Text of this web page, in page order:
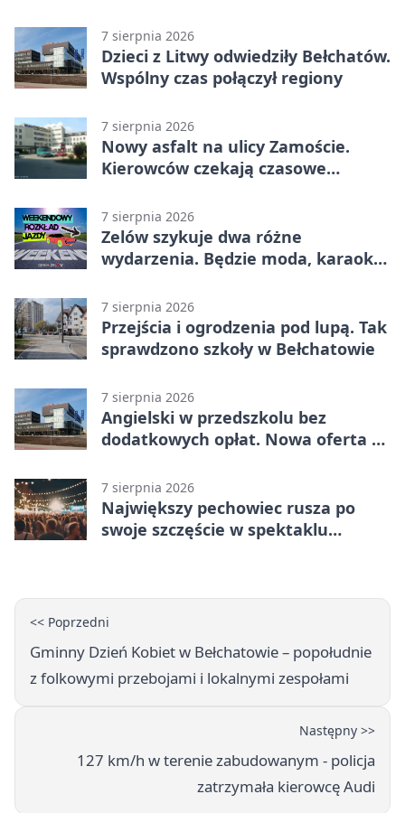
7 sierpnia 2026
Dzieci z Litwy odwiedziły Bełchatów.
Wspólny czas połączył regiony
7 sierpnia 2026
Nowy asfalt na ulicy Zamoście.
Kierowców czekają czasowe
7 sierpnia 2026
Zelów szykuje dwa różne
wydarzenia. Będzie moda, karaoke
7 sierpnia 2026
Przejścia i ogrodzenia pod lupą. Tak
sprawdzono szkoły w Bełchatowie
7 sierpnia 2026
Angielski w przedszkolu bez
dodatkowych opłat. Nowa oferta w
7 sierpnia 2026
Największy pechowiec rusza po
swoje szczęście w spektaklu
<< Poprzedni
Gminny Dzień Kobiet w Bełchatowie – popołudnie
z folkowymi przebojami i lokalnymi zespołami
Następny >>
127 km/h w terenie zabudowanym - policja
zatrzymała kierowcę Audi